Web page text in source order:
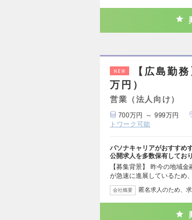
NEW
【広島勤
万円）
営業（法人向け）
700万円 ～ 999万円
トワーク可能
パソナキャリアがおすすめ
公開求人を多数保有してお
【募集背景】 昨今の地域
が急速に進展しているため
会社概要 匿名求人のため、